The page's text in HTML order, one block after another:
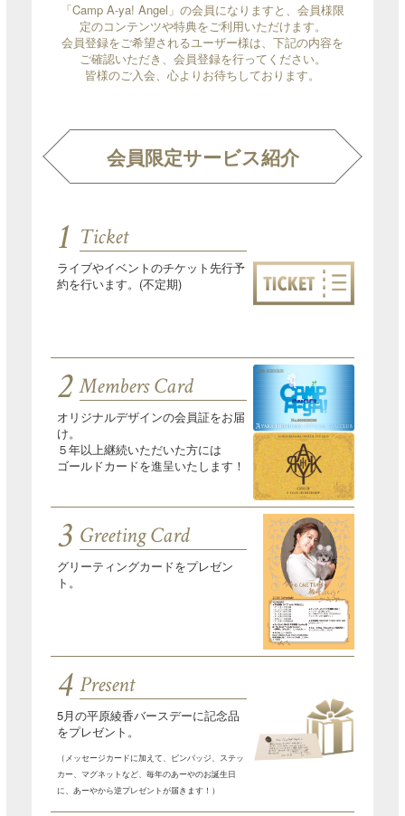
「Camp A-ya! Angel」の会員になりますと、会員様限
定のコンテンツや特典をご利用いただけます。
会員登録をご希望されるユーザー様は、下記の内容を
ご確認いただき、会員登録を行ってください。
皆様のご入会、心よりお待ちしております。
会員限定サービス紹介
1 Ticket
ライブやイベントのチケット先行予
約を行います。(不定期)
2 Members Card
オリジナルデザインの会員証をお届
け。
５年以上継続いただいた方には
ゴールドカードを進呈いたします！
3 Greeting Card
グリーティングカードをプレゼン
ト。
4 Present
5月の平原綾香バースデーに記念品
をプレゼント。
（メッセージカードに加えて、ピンバッジ、ステッ
カー、マグネットなど、毎年のあーやのお誕生日
に、あーやから逆プレゼントが届きます！）